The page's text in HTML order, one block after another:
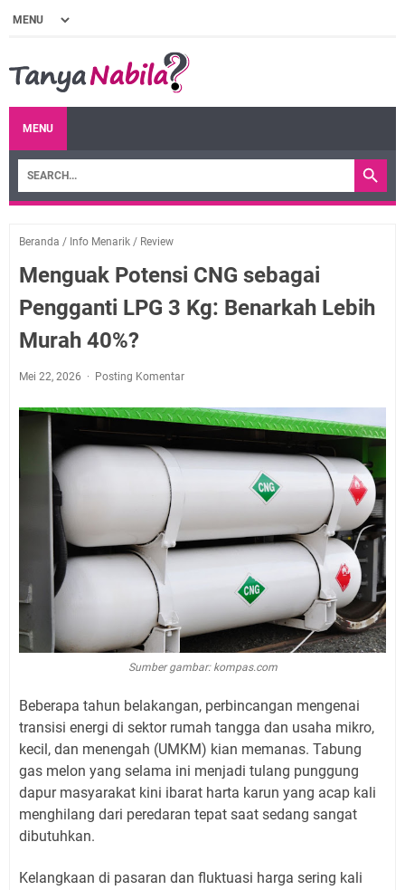
MENU
Beranda / Info Menarik / Review
Menguak Potensi CNG sebagai
Pengganti LPG 3 Kg: Benarkah Lebih
Murah 40%?
Mei 22, 2026 Posting Komentar
Sumber gambar: kompas.com
Beberapa tahun belakangan, perbincangan mengenai
transisi energi di sektor rumah tangga dan usaha mikro,
kecil, dan menengah (UMKM) kian memanas. Tabung
gas melon yang selama ini menjadi tulang punggung
dapur masyarakat kini ibarat harta karun yang acap kali
menghilang dari peredaran tepat saat sedang sangat
dibutuhkan.
Kelangkaan di pasaran dan fluktuasi harga sering kali